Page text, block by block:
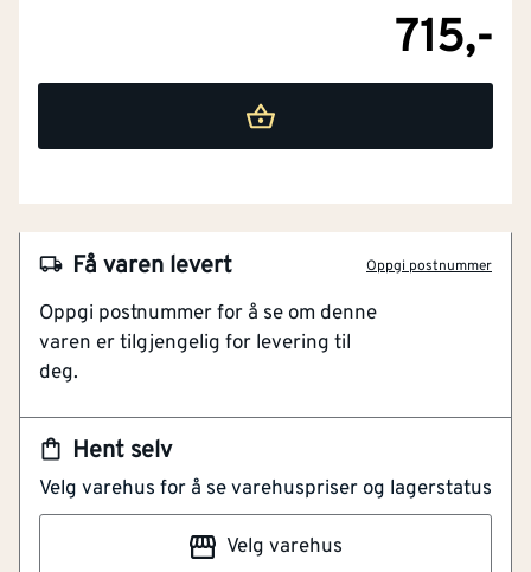
715,-
Hent selv
Velg varehus for å se varehuspriser og lagerstatus
Velg varehus
Få varen levert Oppgi postnummer
Oppgi postnummer for å se om denne
varen er tilgjengelig for levering til
deg.
NOBB 28756286
Artikkelnummer
101199620
Med fjærbelastning
Maks dørvekt 40 kg
100x235 mm